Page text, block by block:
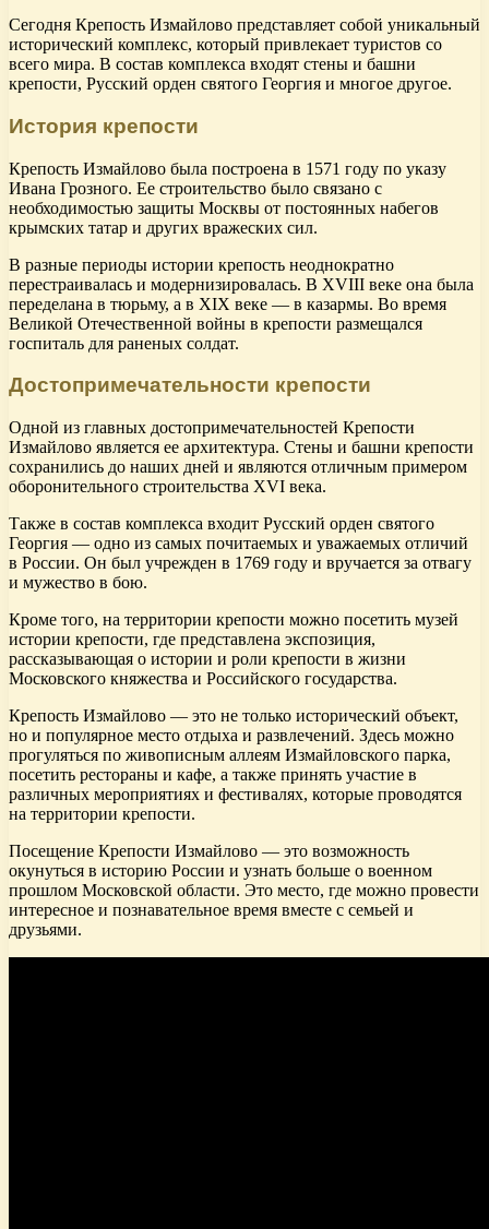
Сегодня Крепость Измайлово представляет собой уникальный
исторический комплекс, который привлекает туристов со
всего мира. В состав комплекса входят стены и башни
крепости, Русский орден святого Георгия и многое другое.
История крепости
Крепость Измайлово была построена в 1571 году по указу
Ивана Грозного. Ее строительство было связано с
необходимостью защиты Москвы от постоянных набегов
крымских татар и других вражеских сил.
В разные периоды истории крепость неоднократно
перестраивалась и модернизировалась. В XVIII веке она была
переделана в тюрьму, а в XIX веке — в казармы. Во время
Великой Отечественной войны в крепости размещался
госпиталь для раненых солдат.
Достопримечательности крепости
Одной из главных достопримечательностей Крепости
Измайлово является ее архитектура. Стены и башни крепости
сохранились до наших дней и являются отличным примером
оборонительного строительства XVI века.
Также в состав комплекса входит Русский орден святого
Георгия — одно из самых почитаемых и уважаемых отличий
в России. Он был учрежден в 1769 году и вручается за отвагу
и мужество в бою.
Кроме того, на территории крепости можно посетить музей
истории крепости, где представлена экспозиция,
рассказывающая о истории и роли крепости в жизни
Московского княжества и Российского государства.
Крепость Измайлово — это не только исторический объект,
но и популярное место отдыха и развлечений. Здесь можно
прогуляться по живописным аллеям Измайловского парка,
посетить рестораны и кафе, а также принять участие в
различных мероприятиях и фестивалях, которые проводятся
на территории крепости.
Посещение Крепости Измайлово — это возможность
окунуться в историю России и узнать больше о военном
прошлом Московской области. Это место, где можно провести
интересное и познавательное время вместе с семьей и
друзьями.